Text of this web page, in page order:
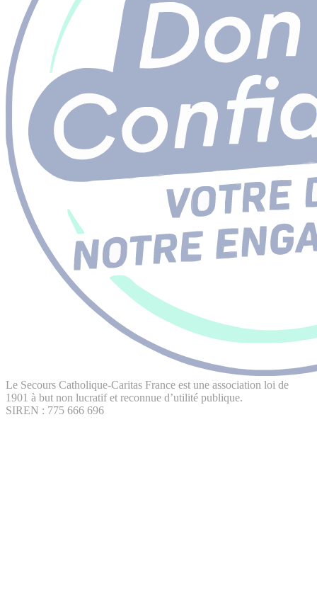
Le Secours Catholique-Caritas France est une association loi de
1901 à but non lucratif et reconnue d’utilité publique.
SIREN : 775 666 696